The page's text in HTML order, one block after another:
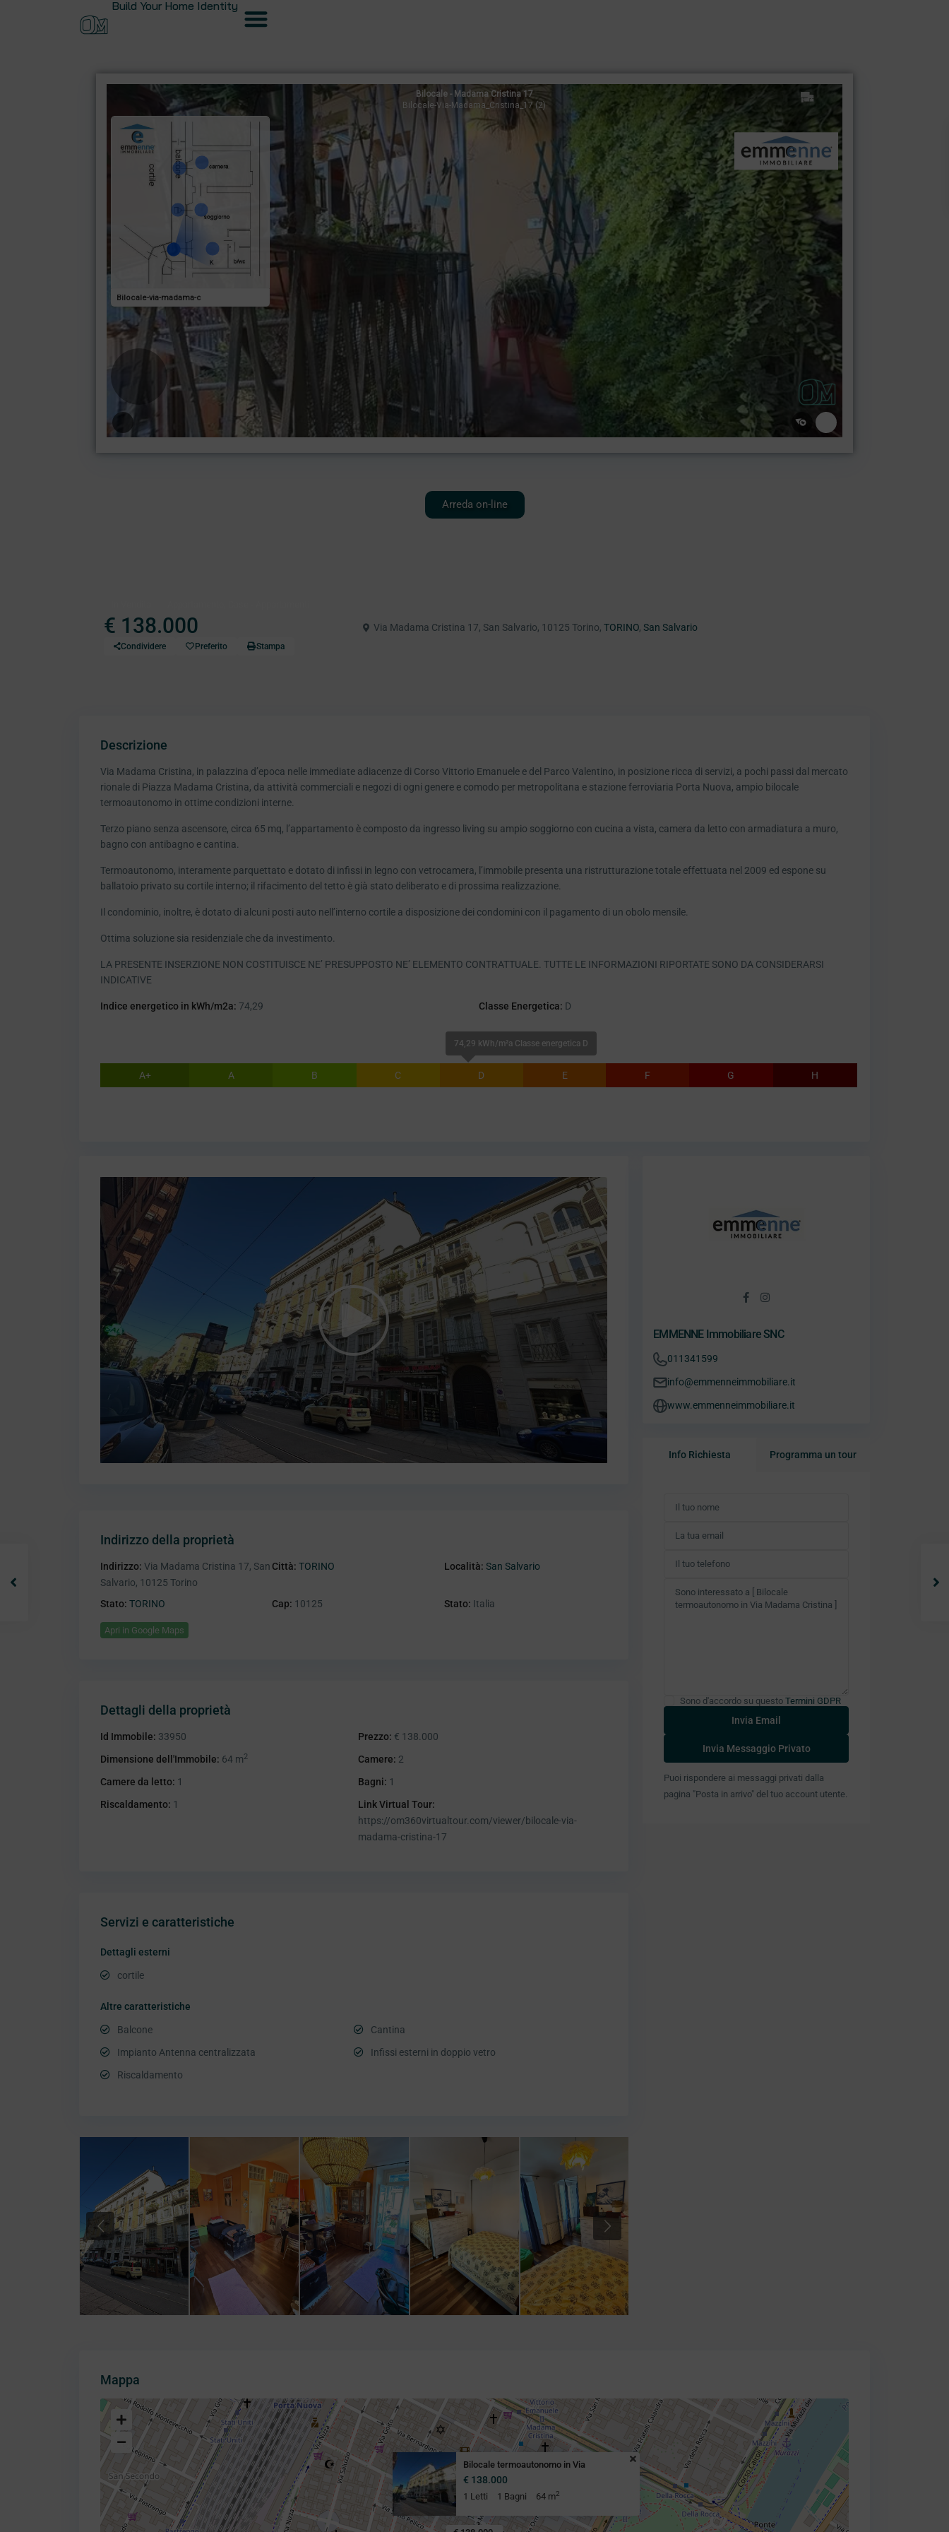
Build Your Home Identity
Arreda on-line
€ 138.000 Via Madama Cristina 17, San Salvario, 10125 Torino,TORINO,San Salvario
Condividere Preferito Stampa
Descrizione
Via Madama Cristina, in palazzina d’epoca nelle immediate adiacenze di Corso Vittorio Emanuele e del Parco Valentino, in posizione ricca di servizi, a pochi passi dal mercato
rionale di Piazza Madama Cristina, da attività commerciali e negozi di ogni genere e comodo per metropolitana e stazione ferroviaria Porta Nuova, ampio bilocale
termoautonomo in ottime condizioni interne.
Terzo piano senza ascensore, circa 65 mq, l’appartamento è composto da ingresso living su ampio soggiorno con cucina a vista, camera da letto con armadiatura a muro,
bagno con antibagno e cantina.
Termoautonomo, interamente parquettato e dotato di infissi in legno con vetrocamera, l’immobile presenta una ristrutturazione totale effettuata nel 2009 ed espone su
ballatoio privato su cortile interno; il rifacimento del tetto è già stato deliberato e di prossima realizzazione.
Il condominio, inoltre, è dotato di alcuni posti auto nell’interno cortile a disposizione dei condomini con il pagamento di un obolo mensile.
Ottima soluzione sia residenziale che da investimento.
LA PRESENTE INSERZIONE NON COSTITUISCE NE’ PRESUPPOSTO NE’ ELEMENTO CONTRATTUALE. TUTTE LE INFORMAZIONI RIPORTATE SONO DA CONSIDERARSI
INDICATIVE
Indice energetico in kWh/m2a: 74,29 Classe Energetica: D
A+ A B C
74,29 kWh/m²a Classe energetica D
D E F G H
Indirizzo della proprietà
Indirizzo: Via Madama Cristina 17, San
Salvario, 10125 Torino
Città: TORINO Località: San Salvario
Stato: TORINO Cap: 10125 Stato: Italia
Apri in Google Maps
Dettagli della proprietà
Id Immobile: 33950 Prezzo: € 138.000
Dimensione dell'Immobile: 64 m2 Camere: 2
Camere da letto: 1 Bagni: 1
Riscaldamento: 1
Link Virtual Tour:
https://om360virtualtour.com/viewer/bilocale-via-
madama-cristina-17
Servizi e caratteristiche
Dettagli esterni
cortile
Altre caratteristiche
Balcone
Cantina
Impianto Antenna centralizzata
Infissi esterni in doppio vetro
Riscaldamento
Previous Next
EMMENNE Immobiliare SNC
011341599
info@emmenneimmobiliare.it
www.emmenneimmobiliare.it
Info Richiesta Programma un tour
Sono d'accordo su questo Termini GDPR
Puoi rispondere ai messaggi privati ​​dalla
pagina "Posta in arrivo" del tuo account utente.
Mappa
Bilocale termoautonomo in Via
€ 138.000
1 Letti 1 Bagni 64 m2